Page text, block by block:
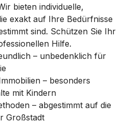
bieten individuelle,
exakt auf Ihre Bedürfnisse
sind. Schützen Sie Ihr
Hilfe.
– unbedenklich für
– besonders
mit Kindern
– abgestimmt auf die
Großstadt